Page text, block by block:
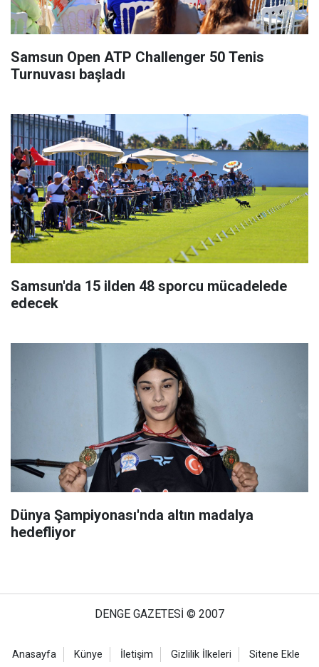
Samsun Open ATP Challenger 50 Tenis
Turnuvası başladı
Samsun'da 15 ilden 48 sporcu mücadelede
edecek
Dünya Şampiyonası'nda altın madalya
hedefliyor
DENGE GAZETESİ © 2007
Anasayfa Künye İletişim Gizlilik İlkeleri Sitene Ekle